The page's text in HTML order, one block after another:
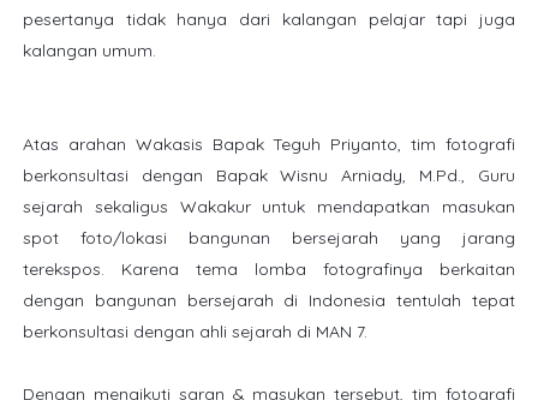
pesertanya tidak hanya dari kalangan pelajar tapi juga
kalangan umum.
Atas arahan Wakasis Bapak Teguh Priyanto, tim fotografi
berkonsultasi dengan Bapak Wisnu Arniady, M.Pd., Guru
sejarah sekaligus Wakakur untuk mendapatkan masukan
spot foto/lokasi bangunan bersejarah yang jarang
terekspos. Karena tema lomba fotografinya berkaitan
dengan bangunan bersejarah di Indonesia tentulah tepat
berkonsultasi dengan ahli sejarah di MAN 7.
Dengan mengikuti saran & masukan tersebut, tim fotografi